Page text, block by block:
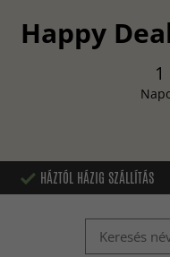
Happy
1
HÁZTÓL HÁZIG SZÁLLÍTÁS